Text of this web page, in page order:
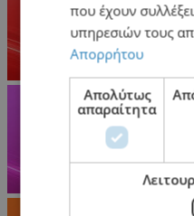
που έχουν
υπηρεσιών τους
Απορρήτου
Απολύτως
απαραίτητα